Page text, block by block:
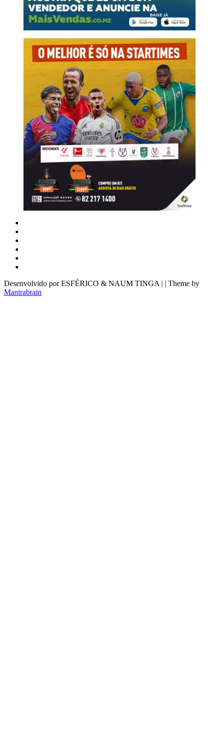
Desenvolvido por ESFÉRICO & NAUM TINGA | | Theme by
Mantrabrain